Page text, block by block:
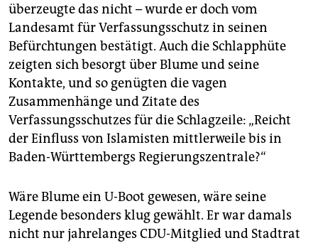
überzeugte das nicht – wurde er doch vom
Landesamt für Verfassungsschutz in seinen
Befürchtungen bestätigt. Auch die Schlapphüte
zeigten sich besorgt über Blume und seine
Kontakte, und so genügten die vagen
Zusammenhänge und Zitate des
Verfassungsschutzes für die Schlagzeile: „Reicht
der Einfluss von Islamisten mittlerweile bis in
Baden-Württembergs Regierungszentrale?“
Wäre Blume ein U-Boot gewesen, wäre seine
Legende besonders klug gewählt. Er war damals
nicht nur jahrelanges CDU-Mitglied und Stadtrat